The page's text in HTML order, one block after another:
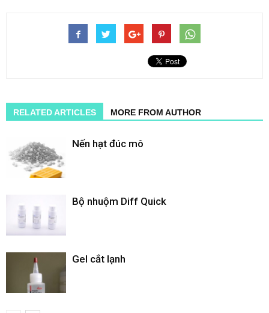
RELATED ARTICLES MORE FROM AUTHOR
Nến hạt đúc mô
Bộ nhuộm Diff Quick
Gel cắt lạnh